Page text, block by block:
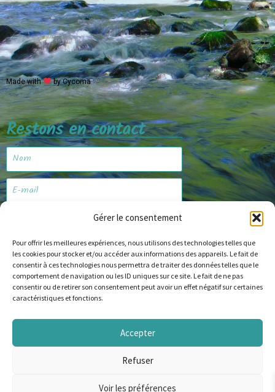
Gérer le consentement
Pour offrir les meilleures expériences, nous utilisons des technologies telles que
les cookies pour stocker et/ou accéder aux informations des appareils. Le fait de
consentir à ces technologies nous permettra de traiter des données telles que le
comportement de navigation ou les ID uniques sur ce site. Le fait de ne pas
consentir ou de retirer son consentement peut avoir un effet négatif sur certaines
caractéristiques et fonctions.
Accepter
Refuser
Voir les préférences
Made with by Cycoma
Restons en contact
Je m'abonne
Site web
© Copyright 2024 alapechealamouche.com
English(Anglais)